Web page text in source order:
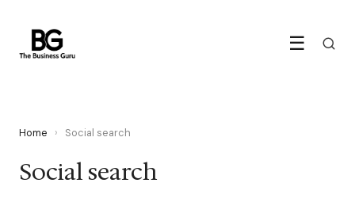
☰
Home › Social search
Social search